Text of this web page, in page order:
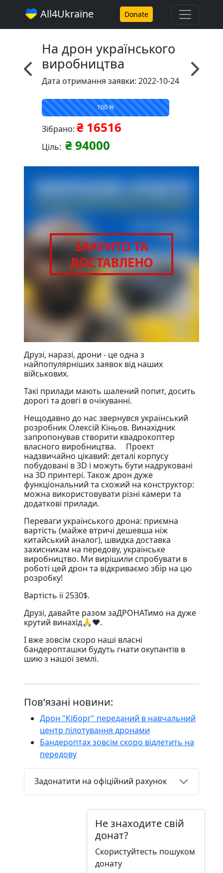
All4Ukraїne Donate
На дрон українського
виробництва
Дата отримання заявки: 2022-10-24
100 %
Зібрано: ₴ 16516
Ціль: ₴ 94000
Друзі, наразі, дрони - це одна з
найпопулярніших заявок від наших
військових. ⠀
Такі прилади мають шалений попит, досить
дорогі та довгі в очікуванні. ⠀
Нещодавно до нас звернувся український
розробник Олексій Кіньов. Винахідник
запропонував створити квадрокоптер
власного виробництва. ⠀ Проект
надзвичайно цікавий: деталі корпусу
побудовані в 3D і можуть бути надруковані
на 3D принтері. Також дрон дуже
функціональний та схожий на конструктор:
можна використовувати різні камери та
додаткові прилади. ⠀
Переваги українського дрона: приємна
вартість (майже втричі дешевша ніж
китайський аналог), швидка доставка
захисникам на передову, українське
виробництво. Ми вирішили спробувати в
роботі цей дрон та відкриваємо збір на цю
розробку! ⠀
Вартість її 2530$. ⠀
Друзі, давайте разом заДРОНАТимо на дуже
крутий винахід🙏❤️. ⠀
І вже зовсім скоро наші власні
бандеропташки будуть гнати окупантів в
шию з нашої землі.
Пов‘язані новини:
Дрон "Кіборг" переданий в навчальний
центр пілотування дронами
Бандероптах зовсім скоро відлетить на
передову
Задонатити на офіційний рахунок
Не знаходите свій
донат?
Скористуйтесть пошуком
донату